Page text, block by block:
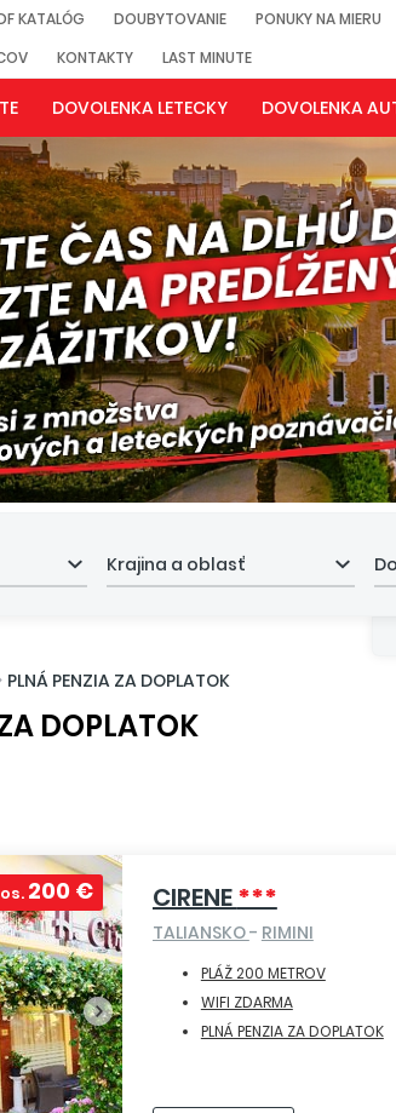
KATALÓG DOUBYTOVANIE PONUKY NA MIERU
KONTAKTY LAST MINUTE
DOVOLENKA LETECKY DOVOLENKA
Krajina a oblasť
PLNÁ PENZIA ZA DOPLATOK
DOPLATOK
CIRENE***
TALIANSKO- RIMINI
200 €
PLÁŽ 200 METROV
WIFI ZDARMA
PLNÁ PENZIA ZA DOPLATOK